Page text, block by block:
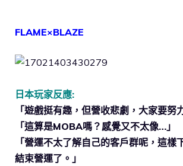
FLAME×BLAZE
日本玩家反應:
「遊戲挺有趣，但營收悲劇，大家要努
「這算是MOBA嗎？感覺又不太像…」
「營運不太了解自己的客戶群呢，這樣
結束營運了。」